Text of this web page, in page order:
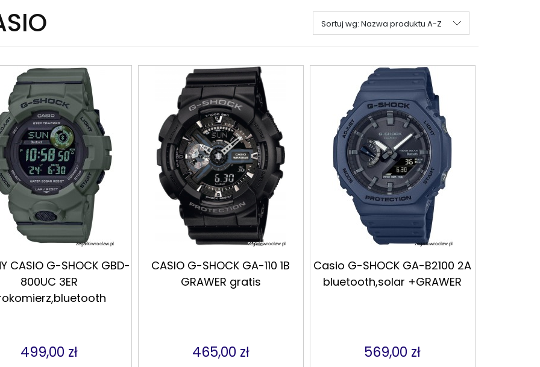
Sortuj wg: Nazwa produktu A-Z
CASIO G-SHOCK GBD-
800UC 3ER
499,00 zł
CASIO G-SHOCK GA-110 1B
GRAWER gratis
465,00 zł
Casio G-SHOCK GA-B2100 2A
bluetooth,solar +GRAWER
569,00 zł